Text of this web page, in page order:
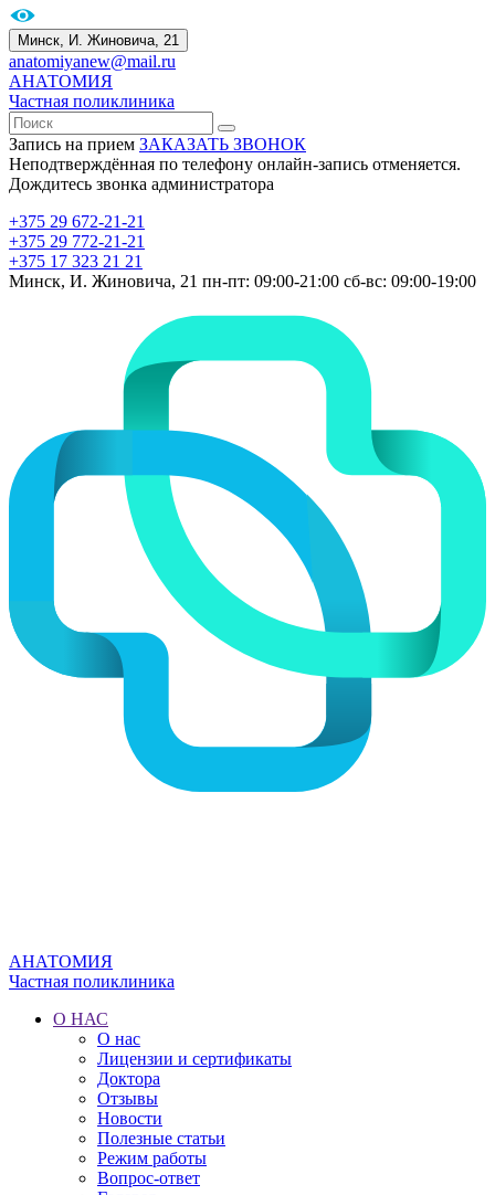
Минск, И. Жиновича, 21
anatomiyanew@mail.ru
АНАТОМИЯ
Частная поликлиника
Запись на прием ЗАКАЗАТЬ ЗВОНОК
Неподтверждённая по телефону онлайн-запись отменяется.
Дождитесь звонка администратора
+375 29 672-21-21
+375 29 772-21-21
+375 17 323 21 21
Минск, И. Жиновича, 21 пн-пт: 09:00-21:00 сб-вс: 09:00-19:00
АНАТОМИЯ
Частная поликлиника
О НАС
О нас
Лицензии и сертификаты
Доктора
Отзывы
Новости
Полезные статьи
Режим работы
Вопрос-ответ